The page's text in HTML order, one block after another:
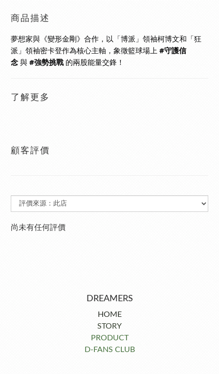
商品描述
夢想家與《變形金剛》合作，以「博派」領袖柯博文和「狂
派」領袖密卡登作為核心主軸，象徵籃球場上 #守護信
念與 #強勢挑戰的兩股能量交鋒！
了解更多
顧客評價
尚未有任何評價
DREAMERS
HOME
STORY
PRODUCT
D-FANS CLUB